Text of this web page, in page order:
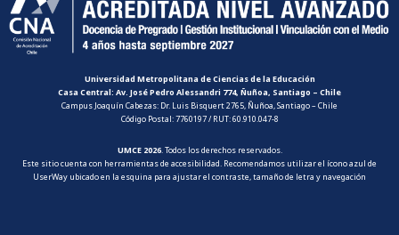
Universidad Metropolitana de Ciencias de la Educación
Casa Central: Av. José Pedro Alessandri 774, Ñuñoa, Santiago – Chile
Campus Joaquín Cabezas: Dr. Luis Bisquert 2765, Ñuñoa, Santiago – Chile
Código Postal: 7760197 / RUT: 60.910.047-8
UMCE 2026. Todos los derechos reservados.
Este sitio cuenta con herramientas de accesibilidad. Recomendamos utilizar el ícono azul de
UserWay ubicado en la esquina para ajustar el contraste, tamaño de letra y navegación